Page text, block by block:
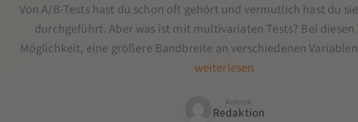
Von A/B-Tests hast du schon oft gehört und vermutlich hast du
durchgeführt. Aber was ist mit multivariaten Tests? Bei diesen
Möglichkeit, eine größere Bandbreite an verschiedenen
weiterlesen
Autor:in
Redaktion